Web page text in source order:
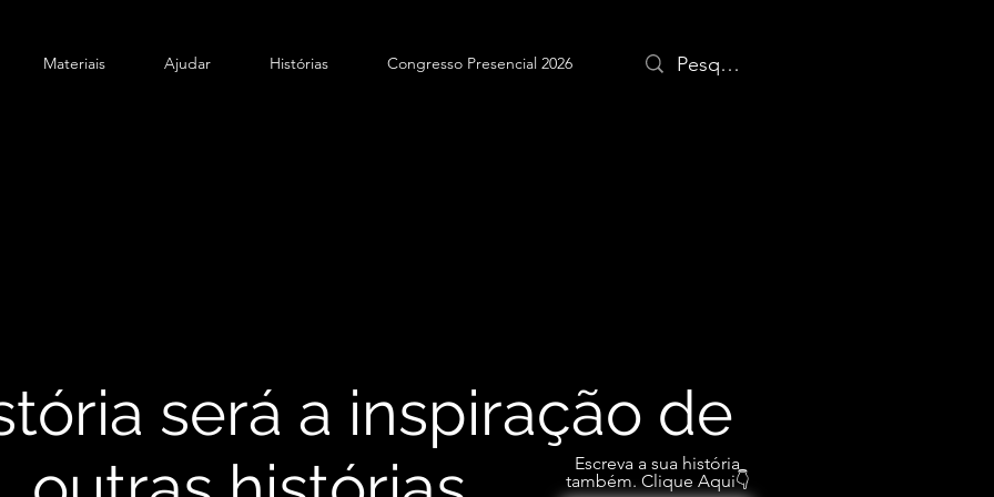
Materiais Ajudar Histórias Congresso Presencial 2026
será a inspiração de
Escreva a sua história
também. Clique Aqui👇